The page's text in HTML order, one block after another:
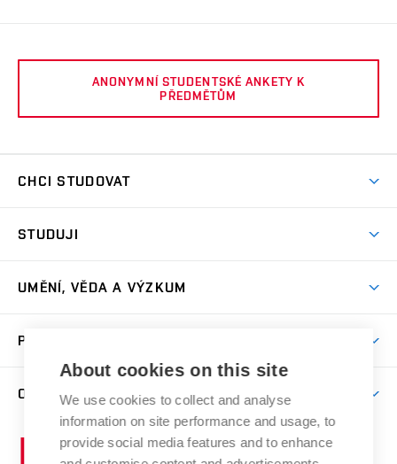
ANONYMNÍ STUDENTSKÉ ANKETY K
PŘEDMĚTŮM
CHCI STUDOVAT
Přijímačky
Dny otevřených dveří
Přípravné kurzy
Studium bez bariér
Katedra teorií a dějin umění
Kabinety a dílny
STUDUJI
Časový plán studia
Studijní předpisy a formuláře
Studium a stáže v zahraničí
Rezidenční pobyty
Odborná praxe
UMĚNÍ, VĚDA A VÝZKUM
Publikační činnost
Projekty
Výstavy
PRO VEŘEJNOST
Letní školy a semestrální kurzy
Nakladatelská a vydavatelská činnost
Research Catalogue
O FAKULTĚ
Aktuality
Vysoké
About cookies on this site
We use cookies to collect and analyse
information on site performance and usage, to
provide social media features and to enhance